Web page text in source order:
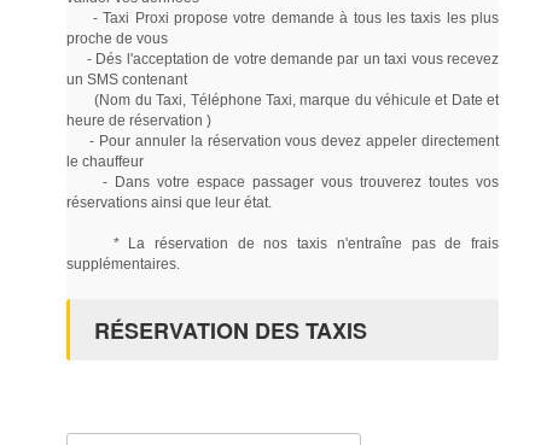
- Taxi Proxi propose votre demande à tous les taxis les plus
proche de vous
- Dés l'acceptation de votre demande par un taxi vous recevez
un SMS contenant
(Nom du Taxi, Téléphone Taxi, marque du véhicule et Date et
heure de réservation )
- Pour annuler la réservation vous devez appeler directement
le chauffeur
- Dans votre espace passager vous trouverez toutes vos
réservations ainsi que leur état.
* La réservation de nos taxis n'entraîne pas de frais
supplémentaires.
RÉSERVATION DES TAXIS